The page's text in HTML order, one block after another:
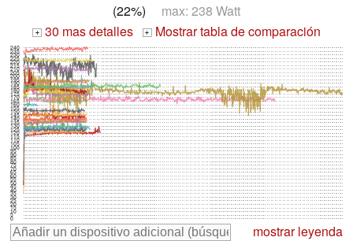
(22%) max: 238 Watt
+ 30 mas detalles + Mostrar tabla de comparación
05
10
15
20
25
30
35
40
45
50
55
60
65
70
75
80
85
90
95
100
105
110
115
120
125
130
135
140
145
150
155
160
165
170
175
180
185
190
195
200
205
210
215
220
225
230
235
240
mostrar leyenda